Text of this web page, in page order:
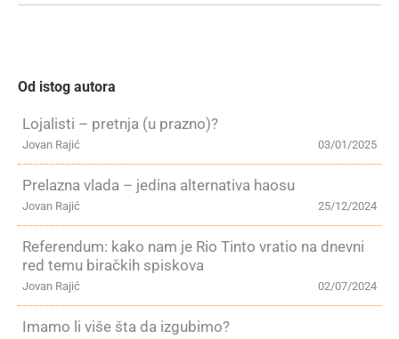
Od istog autora
Lojalisti – pretnja (u prazno)?
03/01/2025
Jovan Rajić
Prelazna vlada – jedina alternativa haosu
25/12/2024
Jovan Rajić
Referendum: kako nam je Rio Tinto vratio na dnevni
red temu biračkih spiskova
02/07/2024
Jovan Rajić
Imamo li više šta da izgubimo?